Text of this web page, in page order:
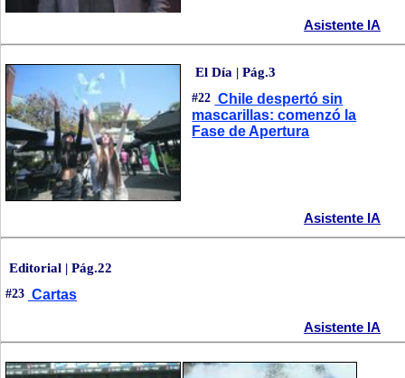
Asistente IA
El Día | Pág.3
#22 Chile despertó sin
mascarillas: comenzó la
Fase de Apertura
Asistente IA
Editorial | Pág.22
#23 Cartas
Asistente IA